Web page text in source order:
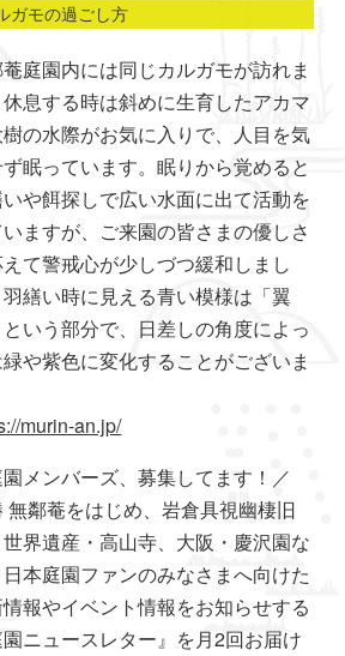
ガモの過ごし方
庭園内には同じカルガモが訪れま
息する時は斜めに生育したアカマ
の水際がお気に入りで、人目を気
眠っています。眠りから覚めると
や餌探しで広い水面に出て活動を
いますが、ご来園の皆さまの優しさ
て警戒心が少しづつ緩和しまし
繕い時に見える青い模様は「翼
いう部分で、日差しの角度によっ
や紫色に変化することがございま
murin-an.jp/
園メンバーズ、募集してます！／
無鄰菴をはじめ、岩倉具視幽棲旧
界遺産・高山寺、大阪・慶沢園な
日本庭園ファンのみなさまへ向けた
報やイベント情報をお知らせする
園ニュースレター』を月2回お届け